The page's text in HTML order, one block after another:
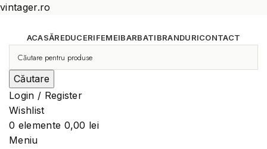
vintager.ro
ACASĂREDUCERIFEMEIBARBATIBRANDURICONTACT
Căutare
Login / Register
Wishlist
0 elemente 0,00 lei
Meniu